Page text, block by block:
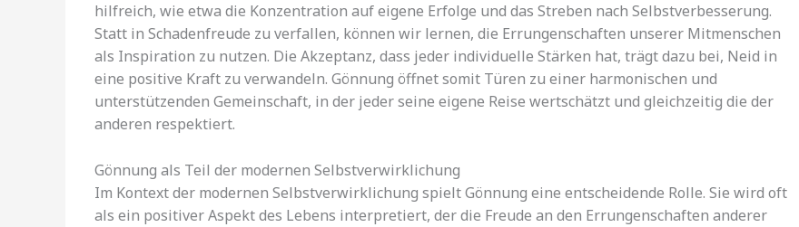
hilfreich, wie etwa die Konzentration auf eigene Erfolge und das Streben nach Selbstverbesserung.
Statt in Schadenfreude zu verfallen, können wir lernen, die Errungenschaften unserer Mitmenschen
als Inspiration zu nutzen. Die Akzeptanz, dass jeder individuelle Stärken hat, trägt dazu bei, Neid in
eine positive Kraft zu verwandeln. Gönnung öffnet somit Türen zu einer harmonischen und
unterstützenden Gemeinschaft, in der jeder seine eigene Reise wertschätzt und gleichzeitig die der
anderen respektiert.
Gönnung als Teil der modernen Selbstverwirklichung
Im Kontext der modernen Selbstverwirklichung spielt Gönnung eine entscheidende Rolle. Sie wird oft
als ein positiver Aspekt des Lebens interpretiert, der die Freude an den Errungenschaften anderer